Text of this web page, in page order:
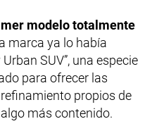
modelo totalmente
marca ya lo había
SUV”, una especie
para ofrecer las
propios de
más contenido.